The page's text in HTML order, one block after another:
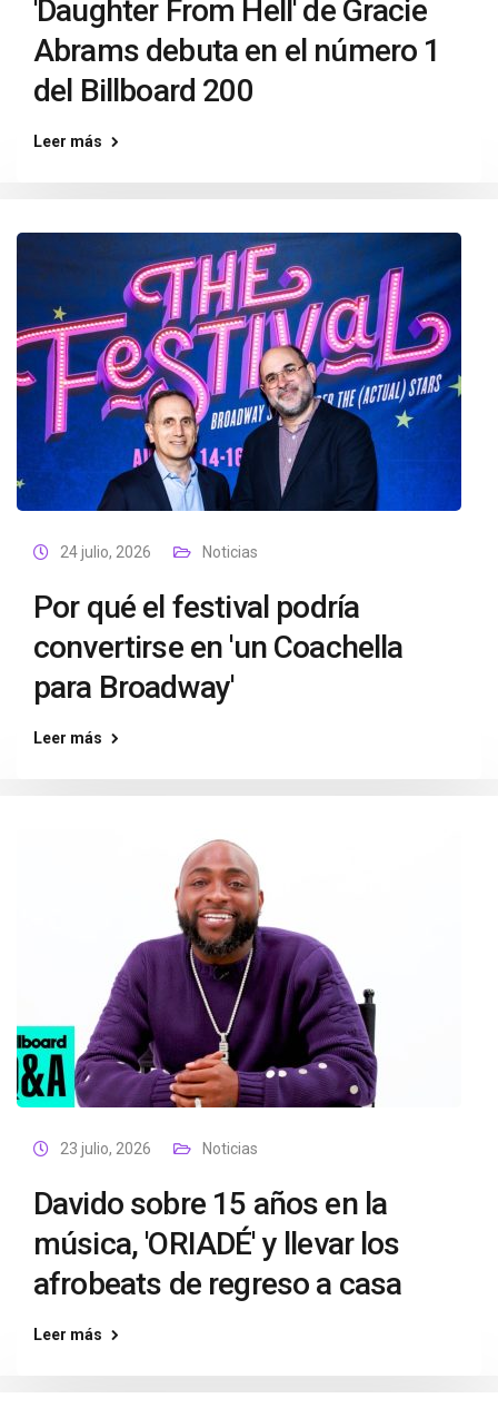
'Daughter From Hell' de Gracie
Abrams debuta en el número 1
del Billboard 200
Leer más
24 julio, 2026 Noticias
Por qué el festival podría
convertirse en 'un Coachella
para Broadway'
Leer más
23 julio, 2026 Noticias
Davido sobre 15 años en la
música, 'ORIADÉ' y llevar los
afrobeats de regreso a casa
Leer más